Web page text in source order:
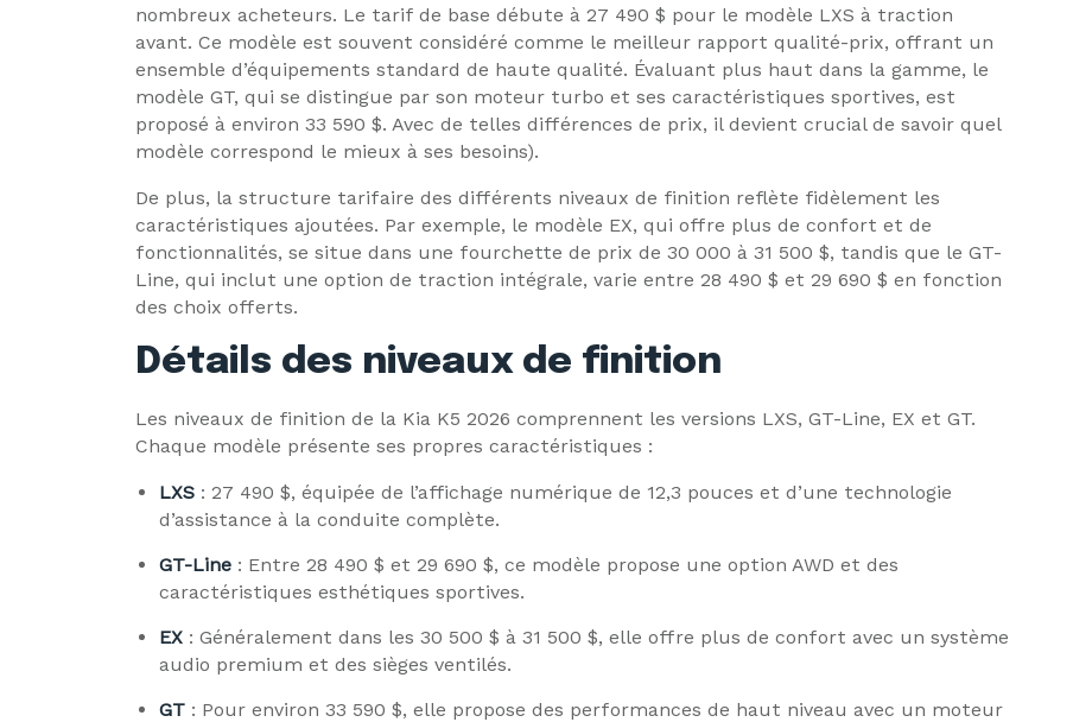
nombreux acheteurs. Le tarif de base débute à 27 490 $ pour le modèle LXS à traction
avant. Ce modèle est souvent considéré comme le meilleur rapport qualité-prix, offrant un
ensemble d’équipements standard de haute qualité. Évaluant plus haut dans la gamme, le
modèle GT, qui se distingue par son moteur turbo et ses caractéristiques sportives, est
proposé à environ 33 590 $. Avec de telles différences de prix, il devient crucial de savoir quel
modèle correspond le mieux à ses besoins).
De plus, la structure tarifaire des différents niveaux de finition reflète fidèlement les
caractéristiques ajoutées. Par exemple, le modèle EX, qui offre plus de confort et de
fonctionnalités, se situe dans une fourchette de prix de 30 000 à 31 500 $, tandis que le GT-
Line, qui inclut une option de traction intégrale, varie entre 28 490 $ et 29 690 $ en fonction
des choix offerts.
Détails des niveaux de finition
Les niveaux de finition de la Kia K5 2026 comprennent les versions LXS, GT-Line, EX et GT.
Chaque modèle présente ses propres caractéristiques :
LXS : 27 490 $, équipée de l’affichage numérique de 12,3 pouces et d’une technologie
d’assistance à la conduite complète.
GT-Line : Entre 28 490 $ et 29 690 $, ce modèle propose une option AWD et des
caractéristiques esthétiques sportives.
EX : Généralement dans les 30 500 $ à 31 500 $, elle offre plus de confort avec un système
audio premium et des sièges ventilés.
GT : Pour environ 33 590 $, elle propose des performances de haut niveau avec un moteur